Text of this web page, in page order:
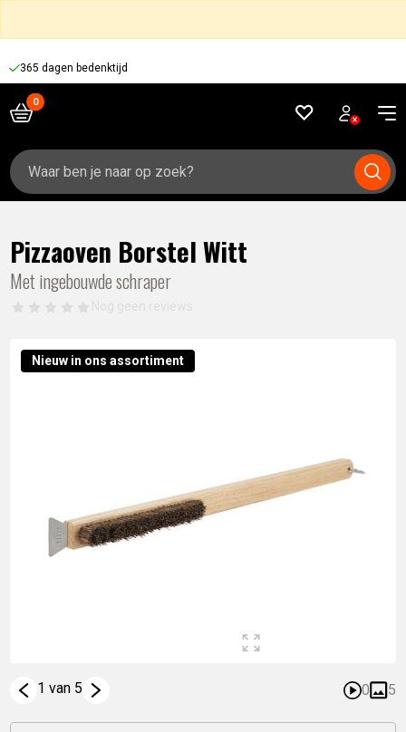
365 dagen bedenktijd
Zoeken
naar:
Pizzaoven Borstel Witt
Met ingebouwde schraper
1 van 5 0 5
Nieuw in ons assortiment